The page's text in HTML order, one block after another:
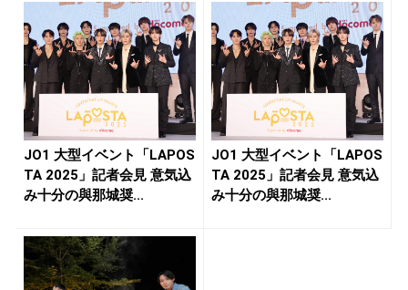
JO1 大型イベント「LAPOS
TA 2025」記者会見 意気込
み十分の與那城奨...
JO1 大型イベント「LAPOS
TA 2025」記者会見 意気込
み十分の與那城奨...